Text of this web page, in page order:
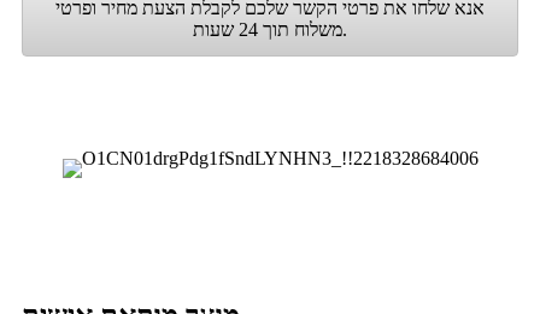
אנא שלחו את פרטי הקשר שלכם לקבלת הצעת מחיר ופרטי
משלוח תוך 24 שעות.